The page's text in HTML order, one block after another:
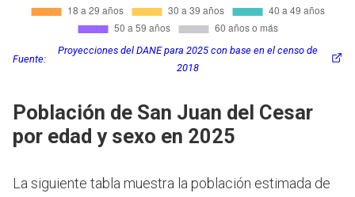
Fuente:
Proyecciones del DANE para 2025 con base en el censo de
2018
Población de San Juan del Cesar
por edad y sexo en 2025
La siguiente tabla muestra la población estimada de